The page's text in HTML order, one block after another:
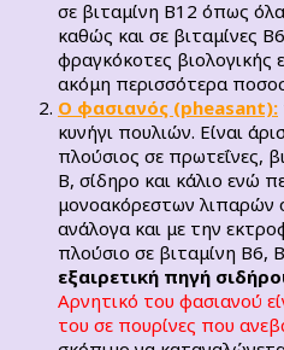
σε βιταμίνη Β12 όπως
καθώς και σε βιταμίνες
φραγκόκοτες
ακόμη περισσότερα
Ο φασιανός (pheasant):
κυνήγι πουλιών. Είναι
πλούσιος σε πρωτεΐνες,
Β, σίδηρο και κάλιο ενώ
μονοακόρεστων λιπαρών
ανάλογα και με την
πλούσιο σε βιταμίνη Β6,
εξαιρετική πηγή
Αρνητικό του φασιανού
του σε πουρίνες που